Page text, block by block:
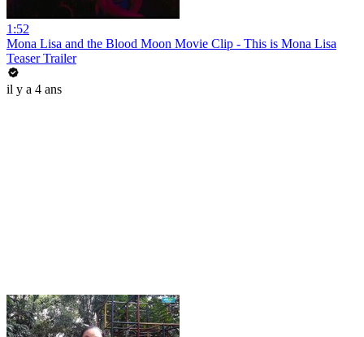
1:52
Mona Lisa and the Blood Moon Movie Clip - This is Mona Lisa
Teaser Trailer
il y a 4 ans